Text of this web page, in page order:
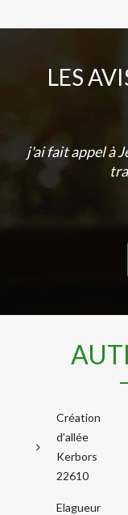
LES
j'ai fait appel à
Création
d'allée
Kerbors
22610
Elagueur